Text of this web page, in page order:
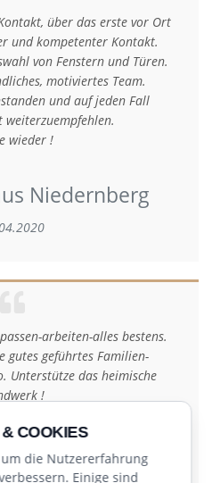
über das erste vor Ort
und kompetenter Kontakt.
von Fenstern und Türen.
motiviertes Team.
und auf jeden Fall
weiterzuempfehlen.
wieder !
Niedernberg
arbeiten-alles bestens.
gutes geführtes Familien-
Unterstütze das heimische
!
Schädlich
COOKIES
die Nutzererfahrung
Einige sind